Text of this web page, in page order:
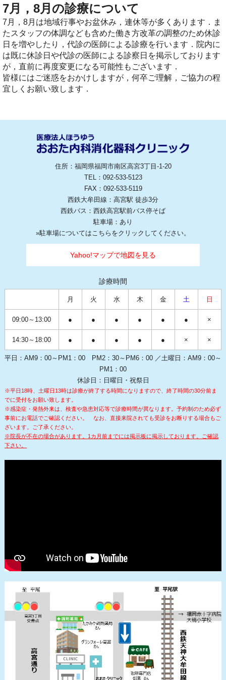
7月，8月の診療について
7月，8月は地域行事やお盆休み，連休等が多くあります．ま
たスタッフの体調なども含めた働き方改革の調整のため休診
日を増やしたり，代診の医師による診療を行います．院内に
は既に休診日や代診の医師による診察日を掲示しております
が，直前に再度変更になる可能性もございます．
皆様にはご迷惑をおかけしますが，何卒ご理解，ご協力の程
宜しくお願い致します．
住所：福岡県福岡市南区高宮3丁目-1-20
TEL：092-533-5123
FAX：092-533-5119
西鉄大牟田線：高宮駅 徒歩3分
西鉄バス：西鉄高宮駅前バス停そば
駐車場：あり
»駐車場についてはこちらをクリックしてください。
Yahoo!マップで地図を見る
診療時間
月 火 水 木 金 土 日
09:00～13:00 ● ● ● ● ● ● ×
14:30～18:00 ● ● ● ● ● × ×
平日：AM9：00～PM1：00 PM2：30～PM6：00 ／土曜日：AM9：00～
PM1：00
休診日：日曜日・祝祭日
※平日18時、土曜日13時は診療が終了する時間になりますので、終了時間の30分前ま
でに受付をお願い致します。
※感染症・発熱外来は、検査や急患対応等で診療時間が異なります。予約制のため必ず
事前にお電話でご確認ください。
なお、直接来院されても受診をお断りする場合もご
ざいます。ご了承ください。
※院長が不在の場合があります。1カ月前までには掲示板に掲示しております。ご確認
下さい。